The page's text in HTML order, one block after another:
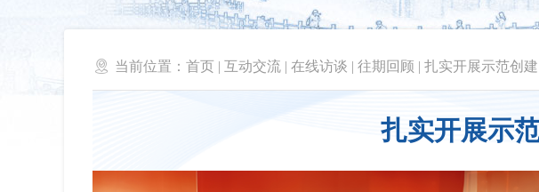
 当前位置： 首页 | 互动交流 | 在线访谈 | 往期回顾 | 扎实开展示范创
扎实开展示